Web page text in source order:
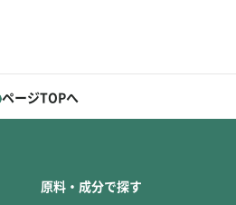
ページTOPへ
原料・成分で探す